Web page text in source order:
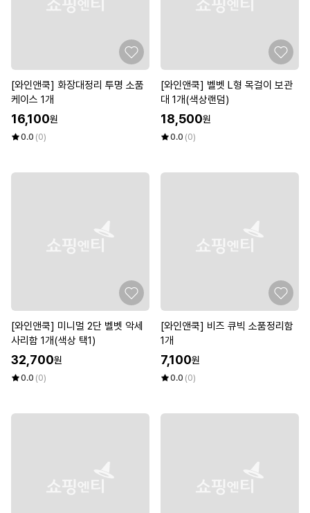
[와인앤쿡] 화장대정리 투명 소품
케이스 1개
16,100원
0.0 (0)
[와인앤쿡] 벨벳 L형 목걸이 보관
대 1개(색상랜덤)
18,500원
0.0 (0)
[와인앤쿡] 미니멀 2단 벨벳 악세
사리함 1개(색상 택1)
32,700원
0.0 (0)
[와인앤쿡] 비즈 큐빅 소품정리함
1개
7,100원
0.0 (0)